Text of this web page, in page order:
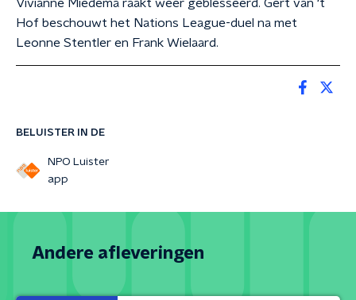
BELUISTER IN DE
NPO Luister
app
Vivianne Miedema raakt wéér geblesseerd. Gert van ‘t
Hof beschouwt het Nations League-duel na met
Leonne Stentler en Frank Wielaard.
Andere afleveringen